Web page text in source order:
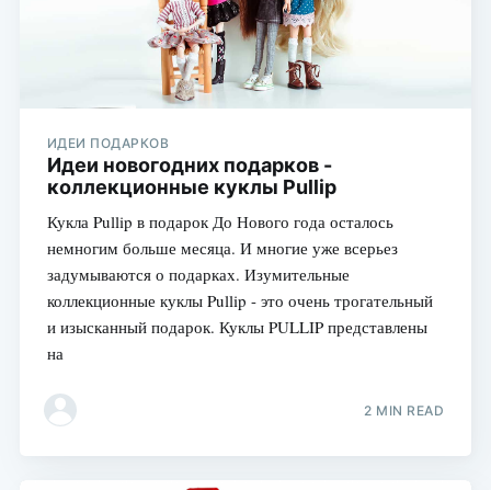
ИДЕИ ПОДАРКОВ
Идеи новогодних подарков -
коллекционные куклы Pullip
Кукла Pullip в подарок До Нового года осталось
немногим больше месяца. И многие уже всерьез
задумываются о подарках. Изумительные
коллекционные куклы Pullip - это очень трогательный
и изысканный подарок. Куклы PULLIP представлены
на
2 MIN READ